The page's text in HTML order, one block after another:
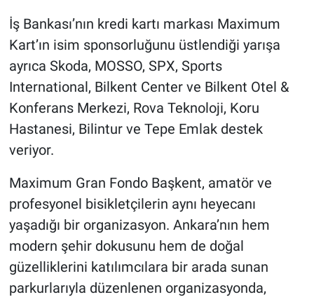
İş Bankası’nın kredi kartı markası Maximum
Kart’ın isim sponsorluğunu üstlendiği yarışa
ayrıca Skoda, MOSSO, SPX, Sports
International, Bilkent Center ve Bilkent Otel &
Konferans Merkezi, Rova Teknoloji, Koru
Hastanesi, Bilintur ve Tepe Emlak destek
veriyor.
Maximum Gran Fondo Başkent, amatör ve
profesyonel bisikletçilerin aynı heyecanı
yaşadığı bir organizasyon. Ankara’nın hem
modern şehir dokusunu hem de doğal
güzelliklerini katılımcılara bir arada sunan
parkurlarıyla düzenlenen organizasyonda,